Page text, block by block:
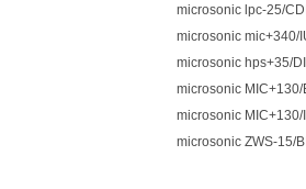
microsonic lpc-25/
microsonic mic+340/
microsonic hps+35/
microsonic MIC+130/
microsonic MIC+130/
microsonic ZWS-15/